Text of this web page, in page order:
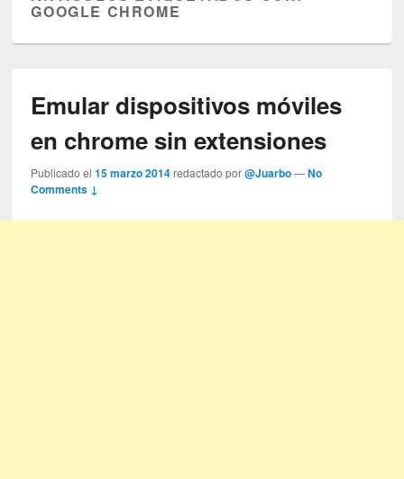
GOOGLE CHROME
Emular dispositivos móviles
en chrome sin extensiones
Publicado el15 marzo 2014 redactado por@Juarbo —No
Comments ↓